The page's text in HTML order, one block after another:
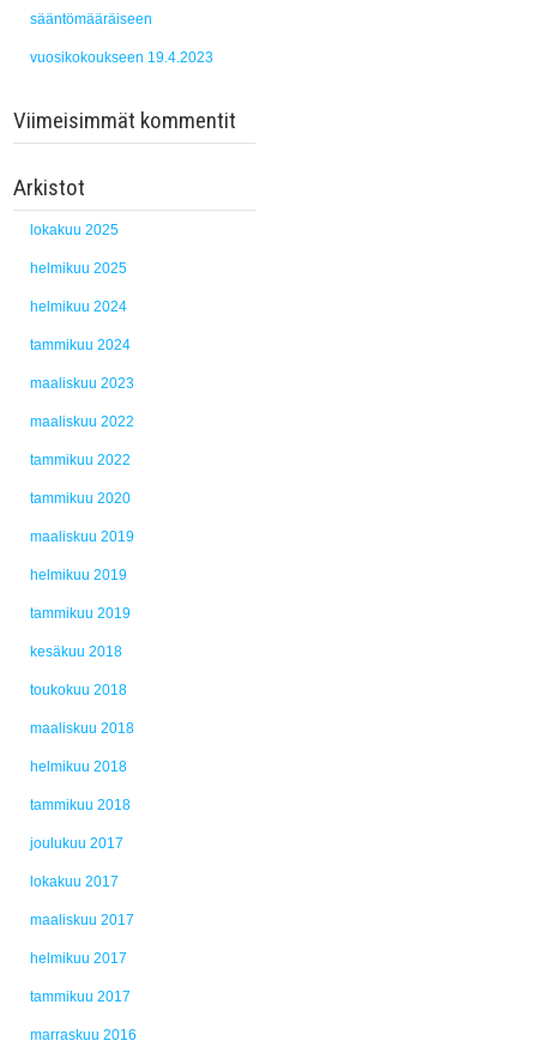
sääntömääräiseen
vuosikokoukseen 19.4.2023
Viimeisimmät kommentit
Arkistot
lokakuu 2025
helmikuu 2025
helmikuu 2024
tammikuu 2024
maaliskuu 2023
maaliskuu 2022
tammikuu 2022
tammikuu 2020
maaliskuu 2019
helmikuu 2019
tammikuu 2019
kesäkuu 2018
toukokuu 2018
maaliskuu 2018
helmikuu 2018
tammikuu 2018
joulukuu 2017
lokakuu 2017
maaliskuu 2017
helmikuu 2017
tammikuu 2017
marraskuu 2016